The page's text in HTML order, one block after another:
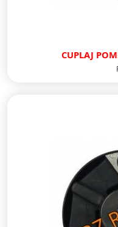
CUPLAJ